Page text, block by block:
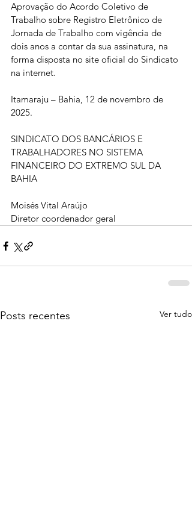
Aprovação do Acordo Coletivo de
Trabalho sobre Registro Eletrônico de
Jornada de Trabalho com vigência de
dois anos a contar da sua assinatura, na
forma disposta no site oficial do Sindicato
na internet.
Itamaraju – Bahia, 12 de novembro de
2025.
SINDICATO DOS BANCÁRIOS E
TRABALHADORES NO SISTEMA
FINANCEIRO DO EXTREMO SUL DA
BAHIA
Moisés Vital Araújo
Diretor coordenador geral
Posts recentes Ver tudo